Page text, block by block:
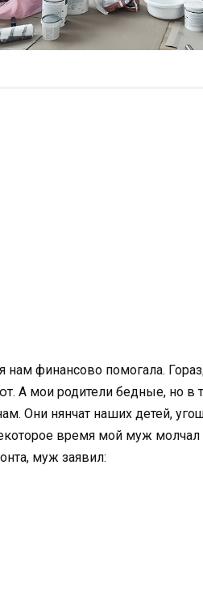
нам финансово помогала.
А мои родители бедные, но
Они нянчат наших детей,
время мой муж молчал
муж заявил: